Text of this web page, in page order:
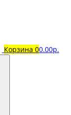
Корзина 00.00р.